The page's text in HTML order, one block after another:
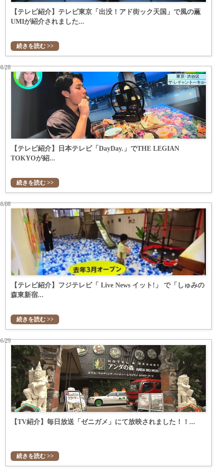
【テレビ紹介】テレビ東京「出没！アド街ック天国」で風の薫
UMIが紹介されました...
続きを読む >>
【テレビ紹介】日本テレビ「DayDay.」でTHE LEGIAN
TOKYOが紹...
28
続きを読む >>
【テレビ紹介】フジテレビ「 Live News イット!」 で「しゅみの
森東新宿...
08
続きを読む >>
【TV紹介】毎日放送「ゼニガメ」にて放映されました！！...
29
続きを読む >>